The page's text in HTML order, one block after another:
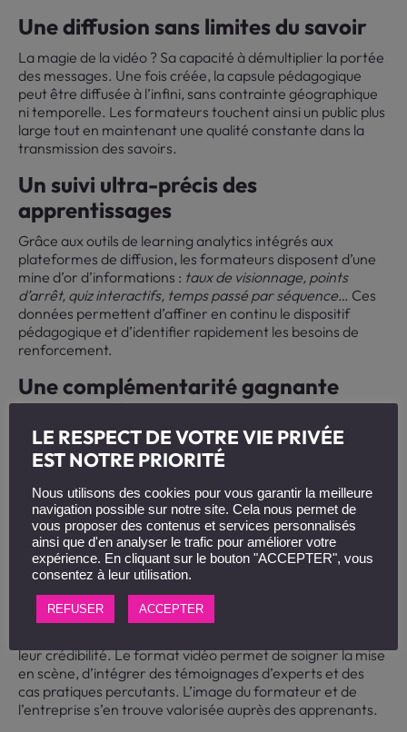
Une diffusion sans limites du savoir
La magie de la vidéo ? Sa capacité à démultiplier la portée
des messages. Une fois créée, la capsule pédagogique
peut être diffusée à l’infini, sans contrainte géographique
ni temporelle. Les formateurs touchent ainsi un public plus
large tout en maintenant une qualité constante dans la
transmission des savoirs.
Un suivi ultra-précis des
apprentissages
Grâce aux outils de learning analytics intégrés aux
plateformes de diffusion, les formateurs disposent d’une
mine d’or d’informations : taux de visionnage, points
d’arrêt, quiz interactifs, temps passé par séquence… Ces
données permettent d’affiner en continu le dispositif
pédagogique et d’identifier rapidement les besoins de
renforcement.
Une complémentarité gagnante
avec le présentiel
La vidéo ne remplace pas le formateur : elle sublime son
action ! En classe inversée par exemple, les apprenants
session. Le temps en présentiel peut alors se concentrer
sur les échanges, les exercices pratiques et l’ancrage des
apprentissages. Unesynergie pédagogiquequi optimise
chaque minute de formation.
Un positionnement expert renforcé
En proposant des contenus vidéo de qualité
leur crédibilité. Le format vidéo permet de soigner la mise
en scène, d’intégrer des témoignages d’experts et des
cas pratiques percutants. L’image du formateur et de
l’entreprise s’en trouve valorisée auprès des apprenants.
LE RESPECT DE VOTRE VIE PRIVÉE
EST NOTRE PRIORITÉ
Nous utilisons des cookies pour vous garantir la meilleure
navigation possible sur notre site. Cela nous permet de
vous proposer des contenus et services personnalisés
ainsi que d'en analyser le trafic pour améliorer votre
expérience. En cliquant sur le bouton "ACCEPTER", vous
consentez à leur utilisation.
REFUSER ACCEPTER